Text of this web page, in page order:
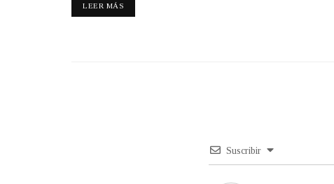
LEER MÁS
Suscribir